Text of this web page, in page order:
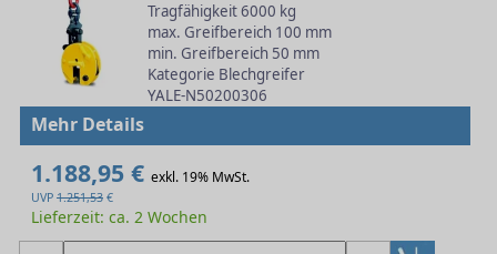
Tragfähigkeit 6000 kg
max. Greifbereich 100 mm
min. Greifbereich 50 mm
Kategorie Blechgreifer
YALE-N50200306
Mehr Details
1.188,95 € exkl. 19% MwSt.
UVP 1.251,53 €
Lieferzeit: ca. 2 Wochen